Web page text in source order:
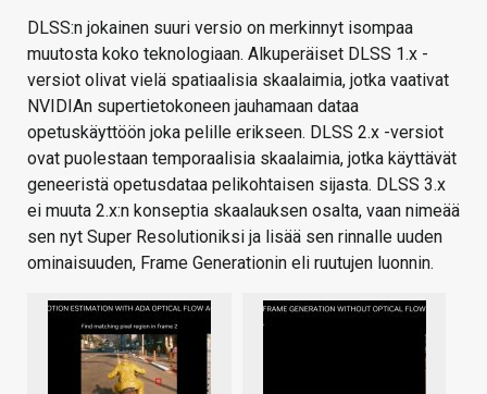
DLSS:n jokainen suuri versio on merkinnyt isompaa
muutosta koko teknologiaan. Alkuperäiset DLSS 1.x -
versiot olivat vielä spatiaalisia skaalaimia, jotka vaativat
NVIDIAn supertietokoneen jauhamaan dataa
opetuskäyttöön joka pelille erikseen. DLSS 2.x -versiot
ovat puolestaan temporaalisia skaalaimia, jotka käyttävät
geneeristä opetusdataa pelikohtaisen sijasta. DLSS 3.x
ei muuta 2.x:n konseptia skaalauksen osalta, vaan nimeää
sen nyt Super Resolutioniksi ja lisää sen rinnalle uuden
ominaisuuden, Frame Generationin eli ruutujen luonnin.